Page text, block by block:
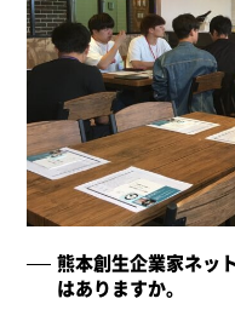
熊本創生企業家ネッ
はありますか。